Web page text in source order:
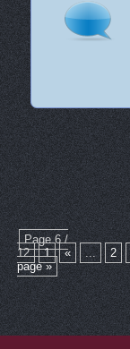
Page 6 /
12
1 « ... 2
page »